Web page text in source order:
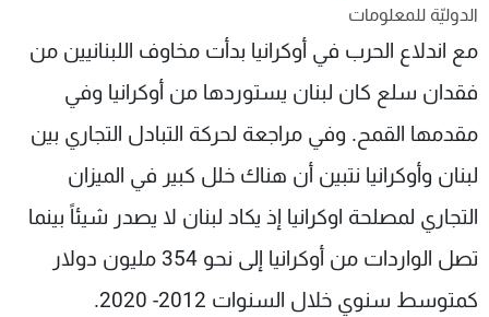
الدوليّة للمعلومات
مع اندلاع الحرب في أوكرانيا بدأت مخاوف اللبنانيين من
فقدان سلع كان لبنان يستوردها من أوكرانيا وفي
مقدمها القمح. وفي مراجعة لحركة التبادل التجاري بين
لبنان وأوكرانيا نتبين أن هناك خلل كبير في الميزان
التجاري لمصلحة اوكرانيا إذ يكاد لبنان لا يصدر شيئاً بينما
تصل الواردات من أوكرانيا إلى نحو 354 مليون دولار
كمتوسط سنوي خلال السنوات 2012- 2020.
شاهد البرامج
الترددات
عن MTV
الإنـتـاج
لاعلاناتكم
وظائف
تواصل معنا
شروط الإسـتخدام
سياسة الخصوصية